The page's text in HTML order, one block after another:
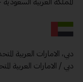
المملكة العربية
دبي / الامارات العربية